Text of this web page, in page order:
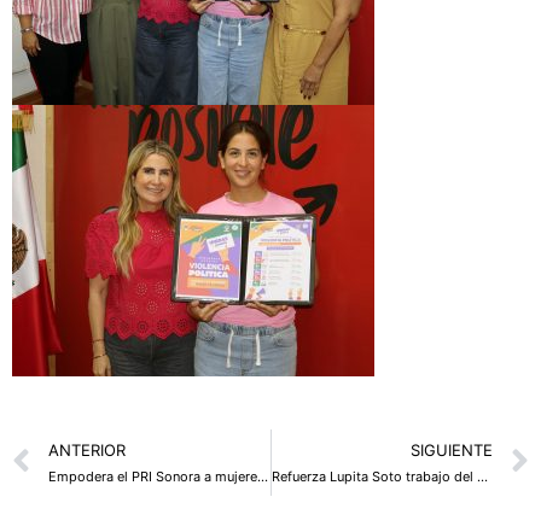
Prev
ANTERIOR
Empodera el PRI Sonora a mujeres del estado con capacitación política
SIGUIENTE
Refuerza Lupita Soto trabajo del PRI en el Sur de Sonora